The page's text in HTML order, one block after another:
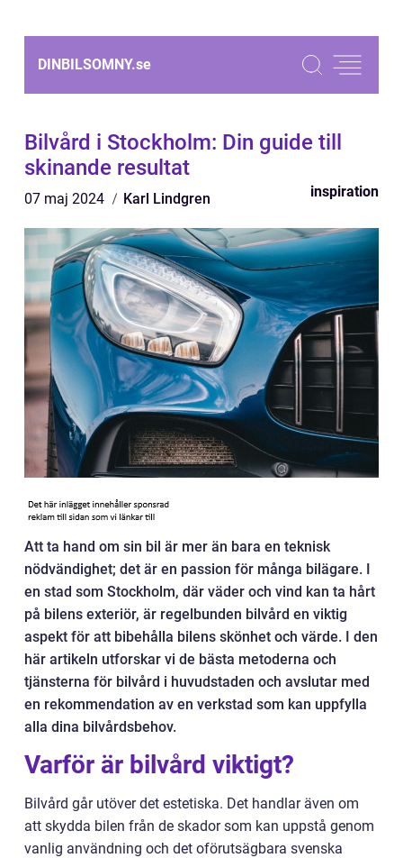
DINBILSOMNY.se
Bilvård i Stockholm: Din guide till
skinande resultat
07 maj 2024 Karl Lindgren inspiration
Att ta hand om sin bil är mer än bara en teknisk
nödvändighet; det är en passion för många bilägare. I
en stad som Stockholm, där väder och vind kan ta hårt
på bilens exteriör, är regelbunden bilvård en viktig
aspekt för att bibehålla bilens skönhet och värde. I den
här artikeln utforskar vi de bästa metoderna och
tjänsterna för bilvård i huvudstaden och avslutar med
en rekommendation av en verkstad som kan uppfylla
alla dina bilvårdsbehov.
Varför är bilvård viktigt?
Bilvård går utöver det estetiska. Det handlar även om
att skydda bilen från de skador som kan uppstå genom
vanlig användning och det oförutsägbara svenska